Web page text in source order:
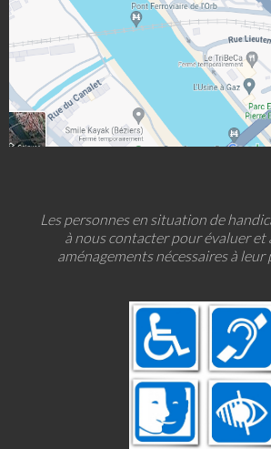
Les personnes en situation de
à nous contacter pour évaluer et
aménagements nécessaires à